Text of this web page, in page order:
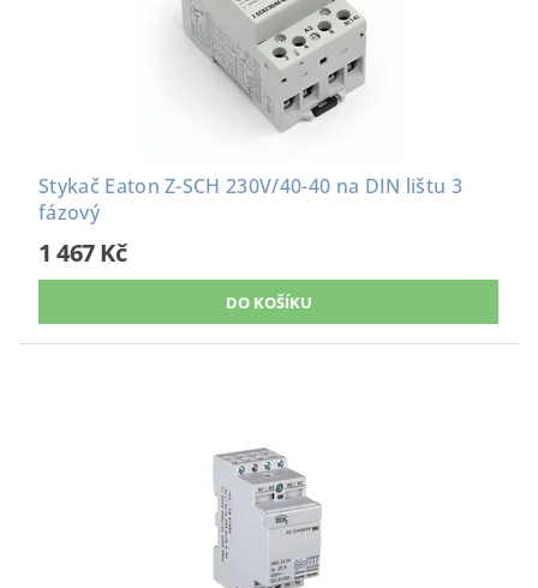
Stykač Eaton Z-SCH 230V/40-40 na DIN lištu 3
fázový
1 467 Kč